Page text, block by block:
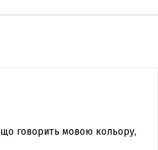
що говорить мовою кольору,